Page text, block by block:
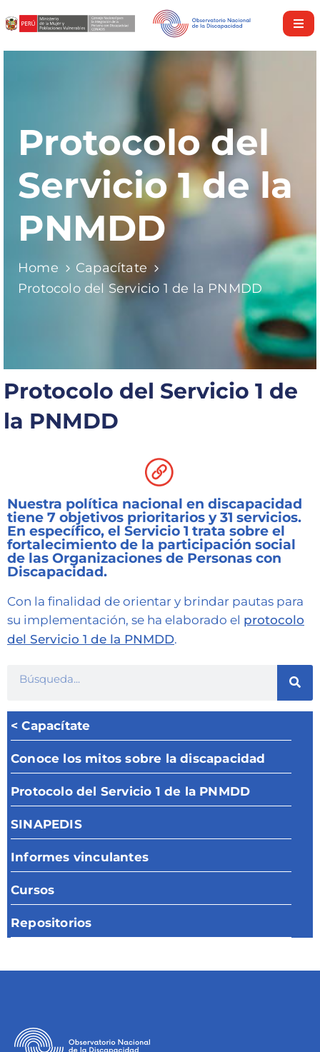
Inicio
Servicios
Investigaciones
Discapacidad
en
Nuestra
REINDIS
Novedades
Contacto
reclamos
Protocolo del
Servicio 1 de la
PNMDD
Home
Capacítate
Protocolo del Servicio 1 de la PNMDD
Protocolo del Servicio 1 de
la PNMDD
Nuestra política nacional en discapacidad
tiene 7 objetivos prioritarios y 31 servicios.
En específico, el Servicio 1 trata sobre el
fortalecimiento de la participación social
de las Organizaciones de Personas con
Discapacidad.
Con la finalidad de orientar y brindar pautas para
su implementación, se ha elaborado el protocolo
del Servicio 1 de la PNMDD.
< Capacítate
Conoce los mitos sobre la discapacidad
Protocolo del Servicio 1 de la PNMDD
SINAPEDIS
Informes vinculantes
Cursos
Repositorios